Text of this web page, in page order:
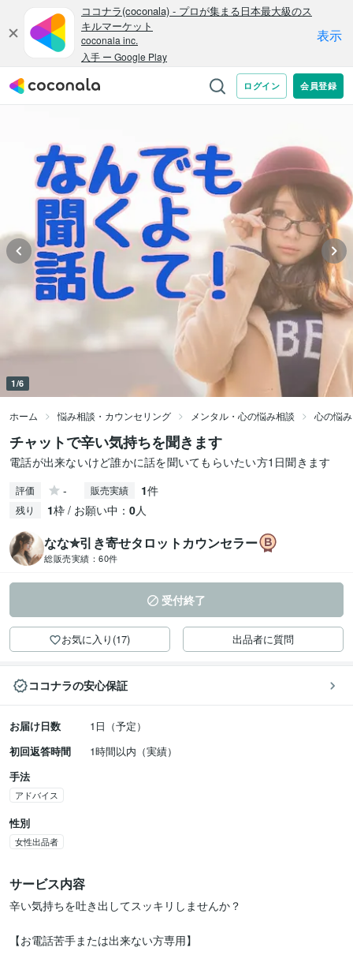
1/6
ホーム 悩み相談・カウンセリング メンタル・心の悩み相談 心の悩
チャットで辛い気持ちを聞きます
電話が出来ないけど誰かに話を聞いてもらいたい方1日聞きます
評価 - 販売実績 1件
残り 1枠 / お願い中： 0人
なな✮引き寄せタロットカウンセラー
総販売実績： 60件
受付終了
お気に入り(17) 出品者に質問
ココナラの安心保証
お届け日数
1日（予定）
初回返答時間
1時間以内（実績）
手法
アドバイス
性別
女性出品者
サービス内容
辛い気持ちを吐き出してスッキリしませんか？
【お電話苦手または出来ない方専用】